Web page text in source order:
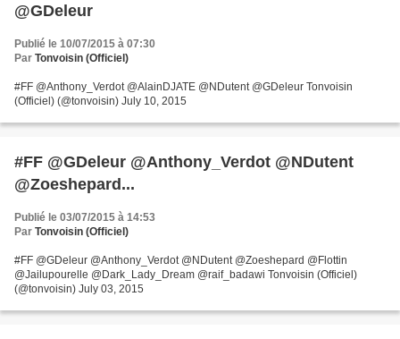
@GDeleur
Publié le 10/07/2015 à 07:30
Par Tonvoisin (Officiel)
#FF @Anthony_Verdot @AlainDJATE @NDutent @GDeleur Tonvoisin
(Officiel) (@tonvoisin) July 10, 2015
#FF @GDeleur @Anthony_Verdot @NDutent
@Zoeshepard...
Publié le 03/07/2015 à 14:53
Par Tonvoisin (Officiel)
#FF @GDeleur @Anthony_Verdot @NDutent @Zoeshepard @Flottin
@Jailupourelle @Dark_Lady_Dream @raif_badawi Tonvoisin (Officiel)
(@tonvoisin) July 03, 2015